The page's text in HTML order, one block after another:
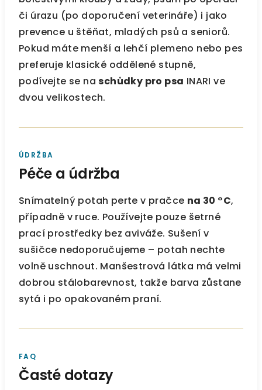
či úrazu (po doporučení veterináře) i jako
prevence u štěňat, mladých psů a seniorů.
Pokud máte menší a lehčí plemeno nebo pes
preferuje klasické oddělené stupně,
podívejte se naschůdky pro psa INARI ve
dvou velikostech.
ÚDRŽBA
Péče a údržba
Snímatelný potah perte v pračce na 30 °C,
případně v ruce. Používejte pouze šetrné
prací prostředky bez aviváže. Sušení v
sušičce nedoporučujeme – potah nechte
volně uschnout. Manšestrová látka má velmi
dobrou stálobarevnost, takže barva zůstane
sytá i po opakovaném praní.
FAQ
Časté dotazy